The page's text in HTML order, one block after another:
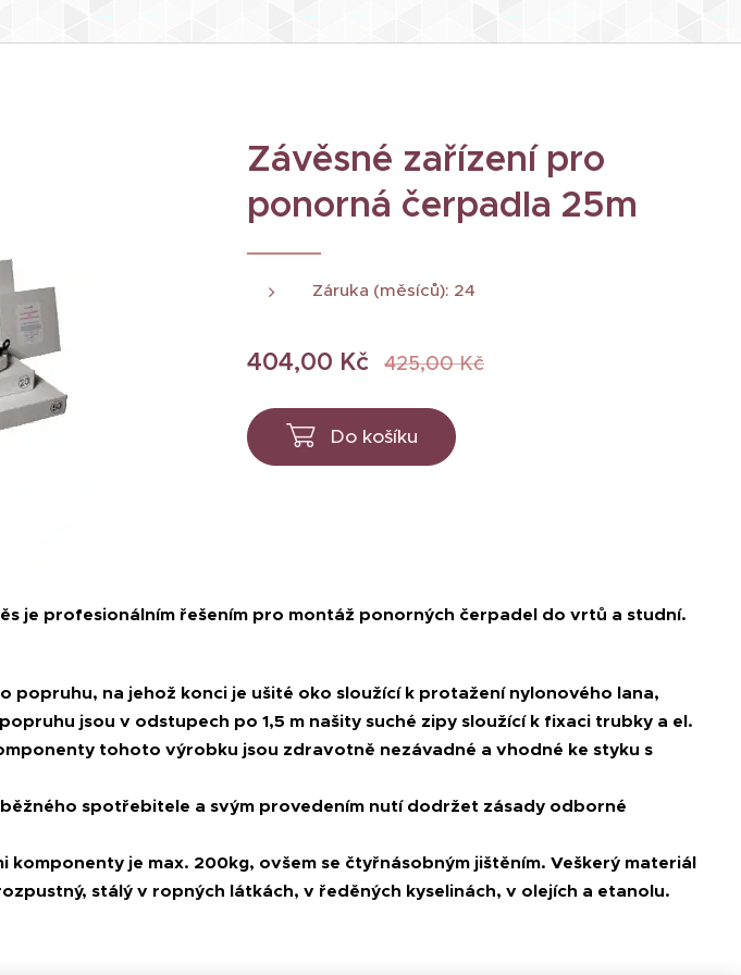
Závěsné zařízení pro
ponorná čerpadla 25m
Záruka (měsíců): 24
404,00 Kč 425,00Kč
Do košíku
je profesionálním řešením pro montáž ponorných čerpadel do vrtů a studní.
popruhu, na jehož konci je ušité oko sloužící k protažení nylonového lana,
jsou v odstupech po 1,5 m našity suché zipy sloužící k fixaci trubky a el.
tohoto výrobku jsou zdravotně nezávadné a vhodné ke styku s
spotřebitele a svým provedením nutí dodržet zásady odborné
komponenty je max. 200kg, ovšem se čtyřnásobným jištěním. Veškerý materiál
stálý v ropných látkách, v ředěných kyselinách, v olejích a etanolu.